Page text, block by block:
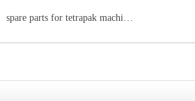
spare parts for tetrapak machi…